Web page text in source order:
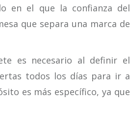
en el que la confianza del
que separa una marca de
es necesario al definir el
todos los días para ir a
es más específico, ya que